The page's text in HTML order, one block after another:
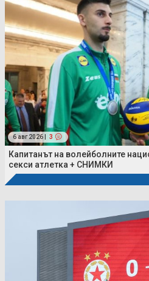
6 авг 2026 | 3
Капитанът на волейболните
секси атлетка + СНИМКИ